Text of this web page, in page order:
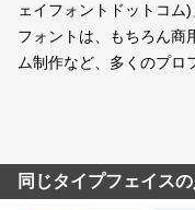
ェイフォントドットコ
フォントは、もちろん商
ム制作など、多くのプロ
同じタイプフェイス